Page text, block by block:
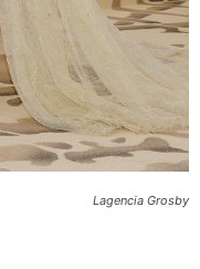
Lagencia Grosby